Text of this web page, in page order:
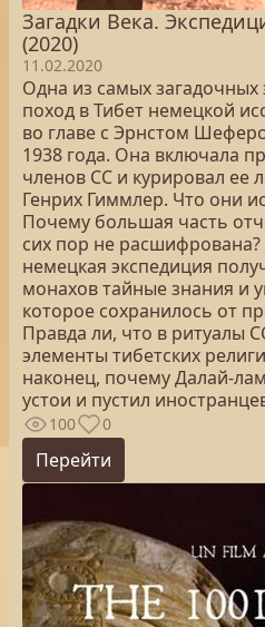
Загадки Века.
(2020)
11.02.2020
Одна из самых загадочных
поход в Тибет немецкой
во главе с Эрнстом
1938 года. Она включала
членов СС и курировал ее
Генрих Гиммлер. Что они
Почему большая часть
сих пор не
немецкая экспедиция
монахов тайные знания и
которое сохранилось от
Правда ли, что в ритуалы
элементы тибетских
наконец, почему Далай-
устои и пустил
100 0
Перейти